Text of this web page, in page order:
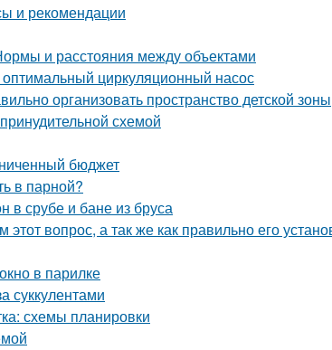
и рекомендации
и расстояния между объектами
циркуляционный насос
организовать пространство детской зоны
схемой
бюджет
в парной?
в срубе и бане из бруса
вопрос, а так же как правильно его
в парилке
суккулентами
схемы планировки